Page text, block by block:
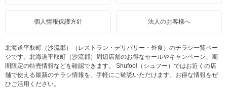
個人情報保護方針 法人のお客様へ
北海道平取町（沙流郡）（レストラン・デリバリー・外食）のチラシ一覧ペー
ジです。北海道平取町（沙流郡）周辺店舗のお得なセールやキャンペーン、期
間限定の特売情報などを確認できます。 Shufoo!（シュフー）ではお近くの店
舗で使える最新のチラシ情報を、手軽にご確認いただけます。お得な情報をぜ
ひご活用ください。